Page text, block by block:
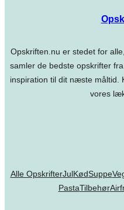
Opskriften.nu er stedet for
samler de bedste opskrifter
inspiration til dit næste måltid.
vores
Alle OpskrifterJulKødSuppe
PastaTilbehør